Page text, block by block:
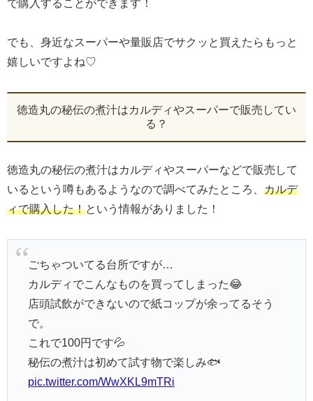
で購入することができます！
でも、身近なスーパーや量販店でサクッと買えたらもっと
嬉しいですよね♡
徳造丸の秘伝の煮汁はカルディやスーパーで販売してい
る？
徳造丸の秘伝の煮汁はカルディやスーパーなどで販売して
いるという噂もあるようなので調べてみたところ、 カルデ
ィで購入した！という情報がありました！
ごちゃついてる台所ですが…
カルディでこんなものを買ってしまった😂
店頭試飲ができないので紙コップが余ってるそう
で。
これで100円です💦
秘伝の煮汁は初めて試す物で楽しみ🐟️
pic.twitter.com/WwXKL9mTRi